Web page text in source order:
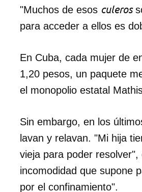
Guardar
Para poder
cuenta de
"Muchos de esos culeros
para acceder a ellos es
En Cuba, cada mujer de
1,20 pesos, un paquete
el monopolio estatal
Sin embargo, en los
lavan y relavan. "Mi hija
vieja para poder
incomodidad que supone
por el confinamiento".